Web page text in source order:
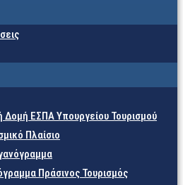
Δομή ΕΣΠΑ Υπουργείου Τουρισμού
Πλαίσιο
Πράσινος Τουρισμός